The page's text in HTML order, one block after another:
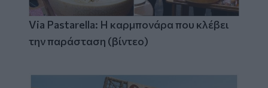
Via Pastarella: Η καρμπονάρα που κλέβει
την παράσταση (βίντεο)